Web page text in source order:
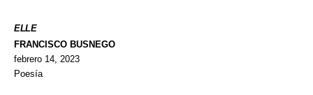
ELLE
FRANCISCO BUSNEGO
febrero 14, 2023
Poesía